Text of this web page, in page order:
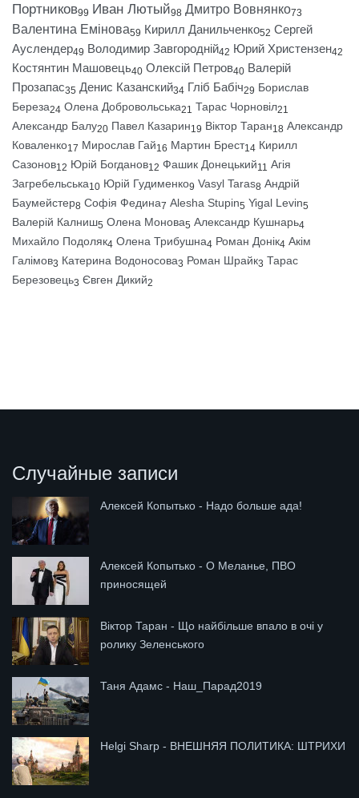
Портников99 Иван Лютый98 Дмитро Вовнянко73
Валентина Емінова59 Кирилл Данильченко52 Сергей
Ауслендер49 Володимир Завгородній42 Юрий Христензен42
Костянтин Машовець40 Олексій Петров40 Валерій
Прозапас35 Денис Казанский34 Гліб Бабіч29 Борислав
Береза24 Олена Добровольська21 Тарас Чорновіл21
Александр Балу20 Павел Казарин19 Віктор Таран18 Александр
Коваленко17 Мирослав Гай16 Мартин Брест14 Кирилл
Сазонов12 Юрій Богданов12 Фашик Донецький11 Агія
Загребельська10 Юрій Гудименко9 Vasyl Taras8 Андрій
Баумейстер8 Софія Федина7 Alesha Stupin5 Yigal Levin5
Валерій Калниш5 Олена Монова5 Александр Кушнарь4
Михайло Подоляк4 Олена Трибушна4 Роман Донік4 Акім
Галімов3 Катерина Водоносова3 Роман Шрайк3 Тарас
Березовець3 Євген Дикий2
Случайные записи
Алексей Копытько - Надо больше ада!
Алексей Копытько - О Меланье, ПВО
приносящей
Віктор Таран - Що найбільше впало в очі у
ролику Зеленського
Таня Адамс - Наш_Парад2019
Helgi Sharp - ВНЕШНЯЯ ПОЛИТИКА: ШТРИХИ